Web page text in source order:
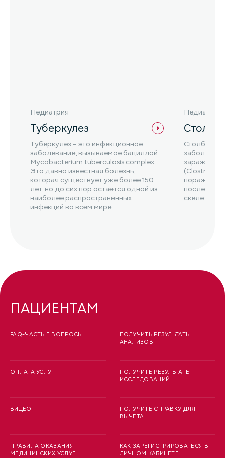
Педиатрия
Туберкулез
Туберкулез – это инфекционное
заболевание, вызываемое бациллой
Mycobacterium tuberculosis complex.
Это давно известная болезнь,
которая существует уже более 150
лет, но до сих пор остаётся одной из
наиболее распространённых
инфекций во всём мире....
Педиатрия
Столбняк
скелетной
ПАЦИЕНТАМ
FAQ-ЧАСТЫЕ ВОПРОСЫ
ОПЛАТА УСЛУГ
ВИДЕО
ПРАВИЛА ОКАЗАНИЯ
МЕДИЦИНСКИХ УСЛУГ
ПОЛУЧИТЬ РЕЗУЛЬТАТЫ
АНАЛИЗОВ
ПОЛУЧИТЬ РЕЗУЛЬТАТЫ
ИССЛЕДОВАНИЙ
ПОЛУЧИТЬ СПРАВКУ ДЛЯ
ВЫЧЕТА
КАК ЗАРЕГИСТРИРОВАТЬСЯ В
ЛИЧНОМ КАБИНЕТЕ